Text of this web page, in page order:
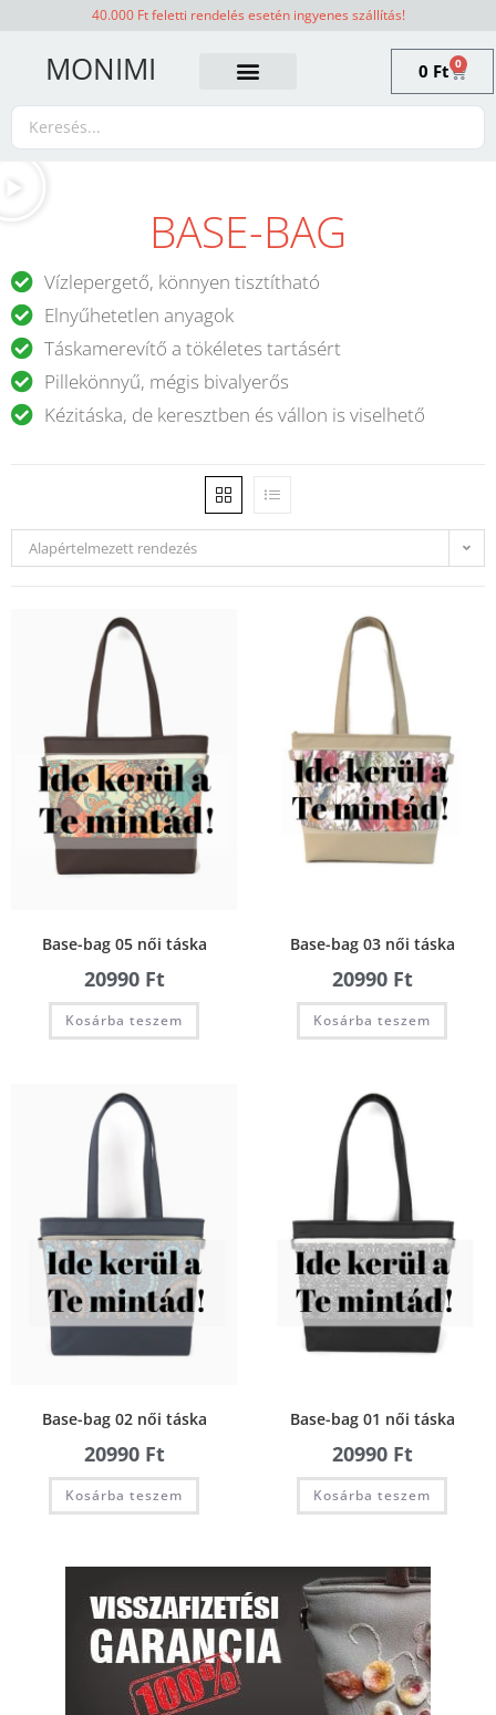
40.000 Ft feletti rendelés esetén ingyenes szállítás!
MONIMI 0 Ft 0
BASE-BAG
Vízlepergető, könnyen tisztítható
Elnyűhetetlen anyagok
Táskamerevítő a tökéletes tartásért
Pillekönnyű, mégis bivalyerős
Kézitáska, de keresztben és vállon is viselhető
Alapértelmezett rendezés
Base-bag 05 női táska
20990 Ft
Kosárba teszem
Base-bag 03 női táska
20990 Ft
Kosárba teszem
Base-bag 02 női táska
20990 Ft
Kosárba teszem
Base-bag 01 női táska
20990 Ft
Kosárba teszem